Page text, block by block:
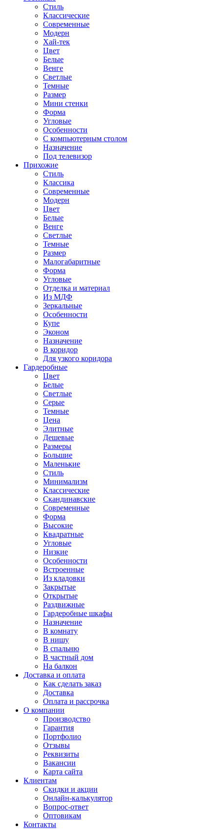
Стиль
Классические
Современные
Модерн
Хай-тек
Цвет
Белые
Венге
Светлые
Темные
Размер
Мини стенки
Форма
Угловые
Особенности
С компьютерным столом
Назначение
Под телевизор
Прихожие
Стиль
Классика
Современные
Модерн
Цвет
Белые
Венге
Светлые
Темные
Размер
Малогабаритные
Форма
Угловые
Отделка и материал
Из МДФ
Зеркальные
Особенности
Купе
Эконом
Назначение
В коридор
Для узкого коридора
Гардеробные
Цвет
Белые
Светлые
Серые
Темные
Цена
Элитные
Дешевые
Размеры
Большие
Маленькие
Стиль
Минимализм
Классические
Скандинавские
Современные
Форма
Высокие
Квадратные
Угловые
Низкие
Особенности
Встроенные
Из кладовки
Закрытые
Открытые
Раздвижные
Гардеробные шкафы
Назначение
В комнату
В нишу
В спальню
В частный дом
На балкон
Доставка и оплата
Как сделать заказ
Доставка
Оплата и рассрочка
О компании
Производство
Гарантия
Портфолио
Отзывы
Реквизиты
Вакансии
Карта сайта
Клиентам
Скидки и акции
Онлайн-калькулятор
Вопрос-ответ
Оптовикам
Контакты